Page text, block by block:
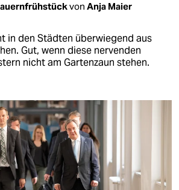
von Anja Maier
in den Städten überwiegend aus
Gut, wenn diese nervenden
nicht am Gartenzaun stehen.